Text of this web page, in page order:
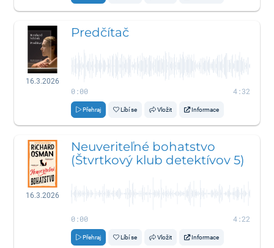
16.3.2026
Predčítač
0:00 4:32
Přehraj Líbí se Vložit Informace
16.3.2026
Neuveriteľné bohatstvo
(Štvrtkový klub detektívov 5)
0:00 4:22
Přehraj Líbí se Vložit Informace